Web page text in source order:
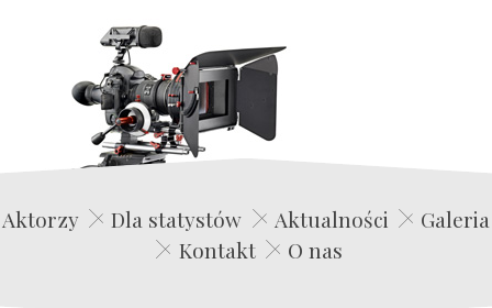
Edwin Film Agencja Aktorska
Aktorzy Dla statystów Aktualności
Galeria
Kontakt
O nas